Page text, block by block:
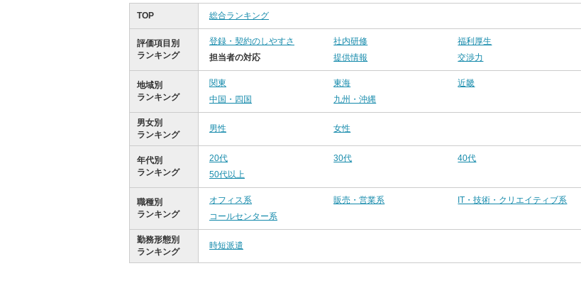
TOP 総合ランキング
評価項目別
ランキング
登録・契約のしやすさ 社内研修
福利厚生
担当者の対応
提供情報 交渉力
地域別
ランキング
関東 東海
近畿
中国・四国
九州・沖縄
男女別
ランキング
男性 女性
年代別
ランキング
20代 30代
40代
50代以上
職種別
ランキング
オフィス系 販売・営業系
IT・技術・クリエイティブ系
コールセンター系
勤務形態別
ランキング
時短派遣